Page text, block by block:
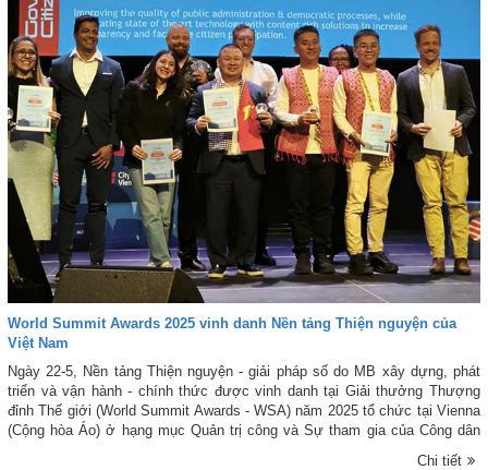
World Summit Awards 2025 vinh danh Nền tảng Thiện nguyện của
Việt Nam
Ngày 22-5, Nền tảng Thiện nguyện - giải pháp số do MB xây dựng, phát
triển và vận hành - chính thức được vinh danh tại Giải thưởng Thượng
đỉnh Thế giới (World Summit Awards - WSA) năm 2025 tổ chức tại Vienna
(Cộng hòa Áo) ở hạng mục Quản trị công và Sự tham gia của Công dân
Chi tiết